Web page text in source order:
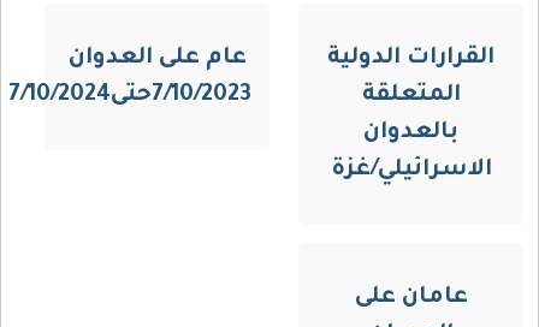
القرارات الدولية
المتعلقة
بالعدوان
الاسرائيلي/غزة
عام على العدوان
7/10/2023حتى7/10/2024
عامان على